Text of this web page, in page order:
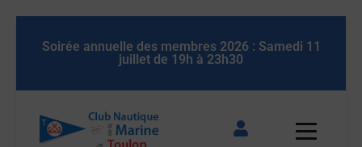
Soirée annuelle des membres 2026 : Samedi 11
juillet de 19h à 23h30
Soirée